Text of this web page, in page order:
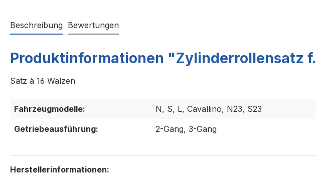
Beschreibung Bewertungen
Produktinformationen "Zylinderrollensatz
Satz à 16 Walzen
Fahrzeugmodelle:
N, S, L, Cavallino, N23, S23
Getriebeausführung:
2-Gang, 3-Gang
Herstellerinformationen: